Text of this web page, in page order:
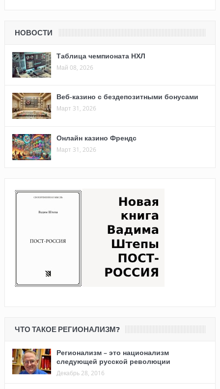
НОВОСТИ
Таблица чемпионата НХЛ
Май 08, 2026
Веб-казино с бездепозитными бонусами
Март 31, 2026
Онлайн казино Френдс
Март 31, 2026
ЧТО ТАКОЕ РЕГИОНАЛИЗМ?
Регионализм – это национализм
следующей русской революции
Декабрь 28, 2016